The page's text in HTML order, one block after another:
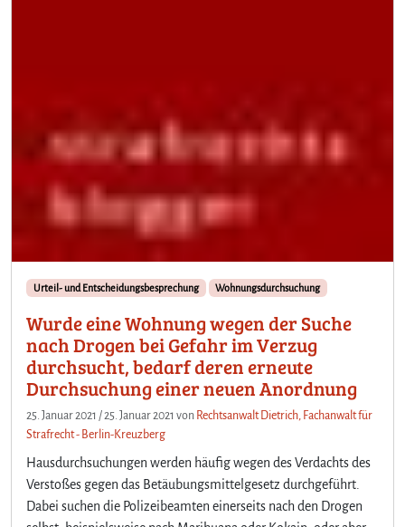
Urteil- und Entscheidungsbesprechung Wohnungsdurchsuchung
Wurde eine Wohnung wegen der Suche
nach Drogen bei Gefahr im Verzug
durchsucht, bedarf deren erneute
Durchsuchung einer neuen Anordnung
25. Januar 2021 /25. Januar 2021 von Rechtsanwalt Dietrich, Fachanwalt für
Strafrecht - Berlin-Kreuzberg
Hausdurchsuchungen werden häufig wegen des Verdachts des
Verstoßes gegen das Betäubungsmittelgesetz durchgeführt.
Dabei suchen die Polizeibeamten einerseits nach den Drogen